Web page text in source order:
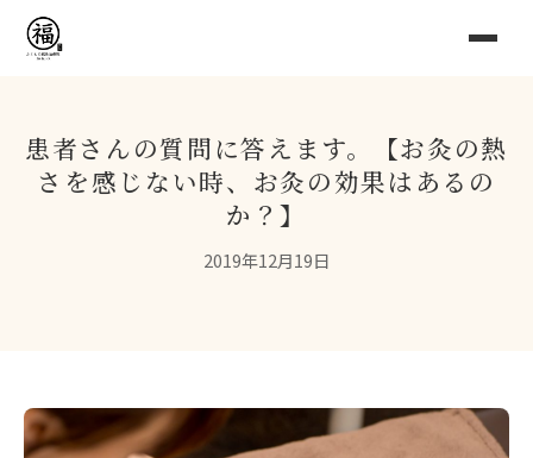
患者さんの質問に答えます。【お灸の熱
さを感じない時、お灸の効果はあるの
か？】
2019年12月19日